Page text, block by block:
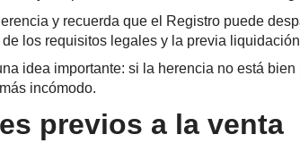
y recuerda que el Registro puede
los requisitos legales y la previa
idea importante: si la herencia no está
incómodo.
previos a la venta